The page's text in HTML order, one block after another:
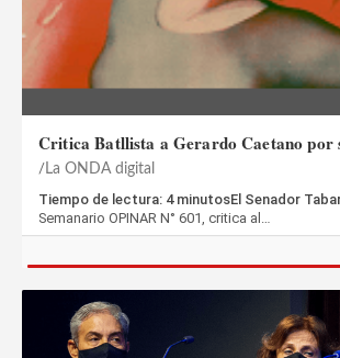
Critica Batllista a Gerardo Caetano por
La ONDA digital
Tiempo de lectura: 4 minutosEl Senador
Semanario OPINAR N° 601, critica al…